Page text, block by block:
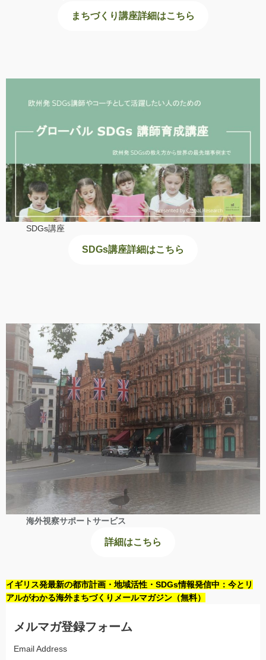
まちづくり講座詳細はこちら
SDGs講座
SDGs講座詳細はこちら
海外視察サポートサービス
詳細はこちら
イギリス発最新の都市計画・地域活性・SDGs情報発信中：今とリ
アルがわかる海外まちづくりメールマガジン（無料）
メルマガ登録フォーム
Email Address